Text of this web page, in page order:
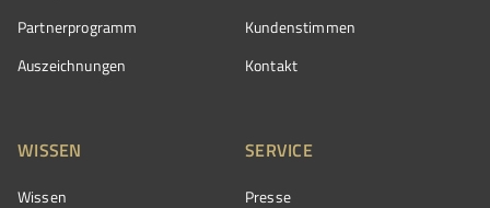
Partnerprogramm
Auszeichnungen
Kundenstimmen
Kontakt
WISSEN
Wissen
SERVICE
Presse